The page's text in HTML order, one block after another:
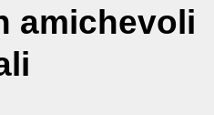
amichevoli